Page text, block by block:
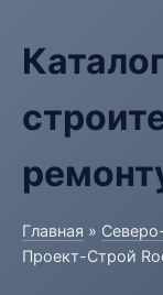
Главная »
Проект-Строй